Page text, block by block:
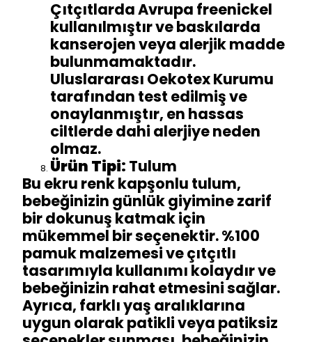
Çıtçıtlarda Avrupa freenickel
kullanılmıştır ve baskılarda
kanserojen veya alerjik madde
bulunmamaktadır.
Uluslararası Oekotex Kurumu
tarafından test edilmiş ve
onaylanmıştır, en hassas
ciltlerde dahi alerjiye neden
olmaz.
Ürün Tipi: Tulum
Bu ekru renk kapşonlu tulum,
bebeğinizin günlük giyimine zarif
bir dokunuş katmak için
mükemmel bir seçenektir. %100
pamuk malzemesi ve çıtçıtlı
tasarımıyla kullanımı kolaydır ve
bebeğinizin rahat etmesini sağlar.
Ayrıca, farklı yaş aralıklarına
uygun olarak patikli veya patiksiz